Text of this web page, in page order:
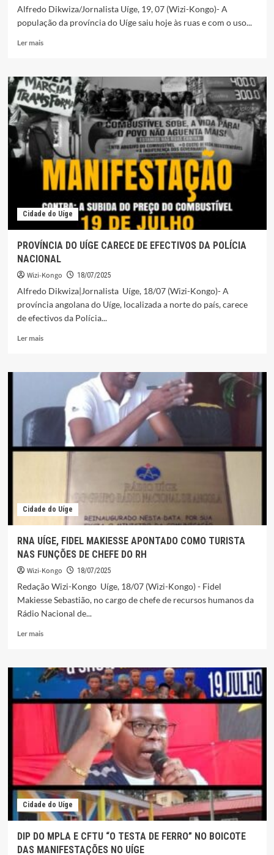
Alfredo Dikwiza/Jornalista Uíge, 19, 07 (Wizi-Kongo)- A
população da província do Uíge saiu hoje às ruas e com o uso...
Ler maisLeia
POPULAÇÃO
DO
UÍGE
MANIFESTA-
SE
CONTRA
SUBIDA
DO
PREÇO
DO
COMBUSTÍVEL
E
DO
Cidade do Uíge
PROVÍNCIA DO UÍGE CARECE DE EFECTIVOS DA POLÍCIA
NACIONAL
Wizi-Kongo 18/07/2025
Alfredo Dikwiza|Jornalista Uíge, 18/07 (Wizi-Kongo)- A
província angolana do Uíge, localizada a norte do país, carece
de efectivos da Polícia...
Ler maisLeia
PROVÍNCIA
CARECE
EFECTIVOS
POLÍCIA
Cidade do Uíge
RNA UÍGE, FIDEL MAKIESSE APONTADO COMO TURISTA
NAS FUNÇÕES DE CHEFE DO RH
Wizi-Kongo 18/07/2025
Redação Wizi-Kongo Uíge, 18/07 (Wizi-Kongo) - Fidel
Makiesse Sebastião, no cargo de chefe de recursos humanos da
Rádio Nacional de...
Ler maisLeia
RNA
UÍGE,
MAKIESSE
APONTADO
TURISTA
NAS
FUNÇÕES
DE
CHEFE
DO
RH
Cidade do Uíge
DIP DO MPLA E CFTU “O TESTA DE FERRO” NO BOICOTE
DAS MANIFESTAÇÕES NO UÍGE